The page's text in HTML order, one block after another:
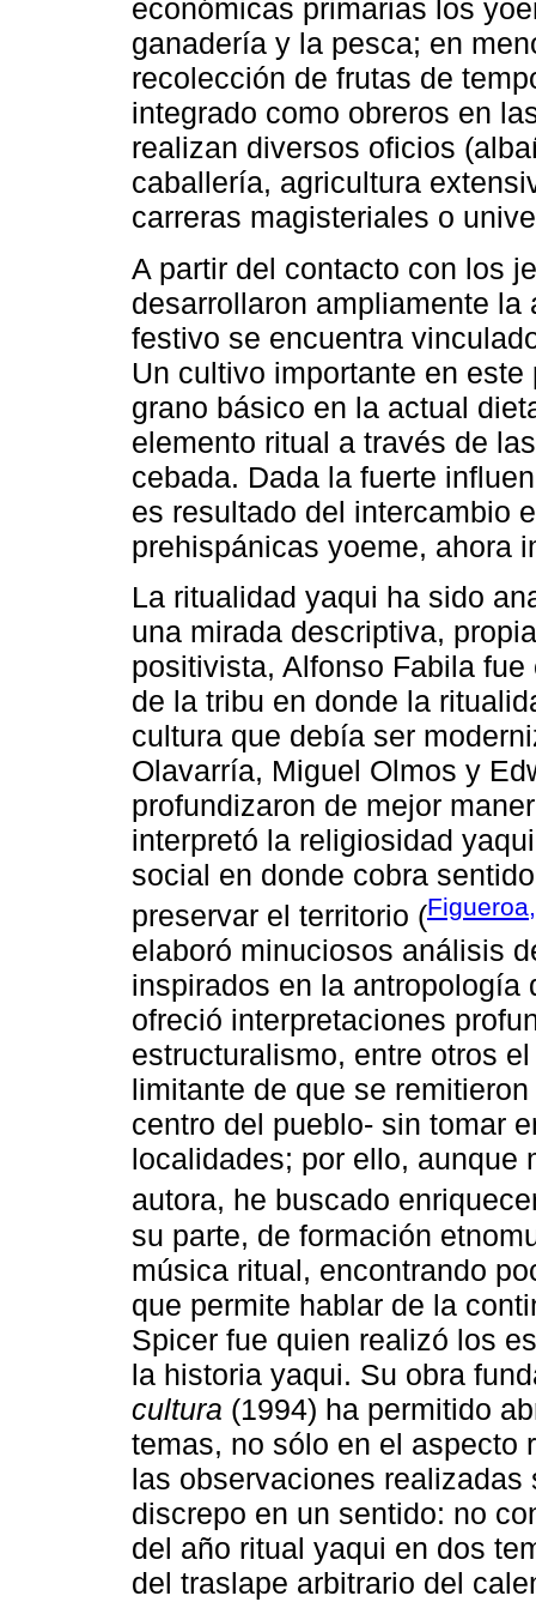
económicas primarias los
ganadería y la pesca; en
recolección de frutas de
integrado como obreros en
realizan diversos oficios
caballería, agricultura
carreras magisteriales o
A partir del contacto con los
desarrollaron ampliamente
festivo se encuentra
Un cultivo importante en
grano básico en la actual
elemento ritual a través de
cebada. Dada la fuerte
es resultado del intercambio
prehispánicas yoeme, ahora
La ritualidad yaqui ha sido
una mirada descriptiva,
positivista, Alfonso Fabila
de la tribu en donde la
cultura que debía ser
Olavarría, Miguel Olmos y
profundizaron de mejor
interpretó la religiosidad
social en donde cobra
preservar el territorio (
elaboró minuciosos análisis
inspirados en la
ofreció interpretaciones
estructuralismo, entre otros
limitante de que se
centro del pueblo- sin tomar
localidades; por ello, aunque
autora, he buscado
su parte, de formación
música ritual, encontrando
que permite hablar de la
Spicer fue quien realizó los
la historia yaqui. Su obra
cultura (1994) ha permitido
temas, no sólo en el aspecto
las observaciones
discrepo en un sentido: no
del año ritual yaqui en dos
del traslape arbitrario del